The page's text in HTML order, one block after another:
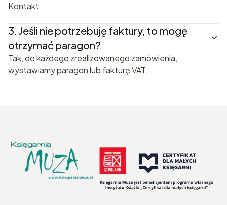
Kontakt
3. Jeśli nie potrzebuję faktury, to mogę
otrzymać paragon?
Tak, do każdego zrealizowanego zamówienia,
wystawiamy paragon lub fakturę VAT.